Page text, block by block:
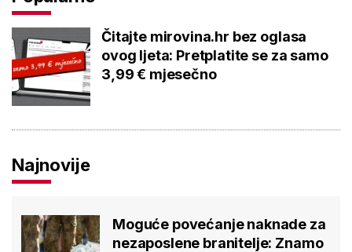
Čitajte mirovina.hr bez oglasa
ovog ljeta: Pretplatite se za samo
3,99 € mjesečno
Najnovije
Moguće povećanje naknade za
nezaposlene branitelje: Znamo